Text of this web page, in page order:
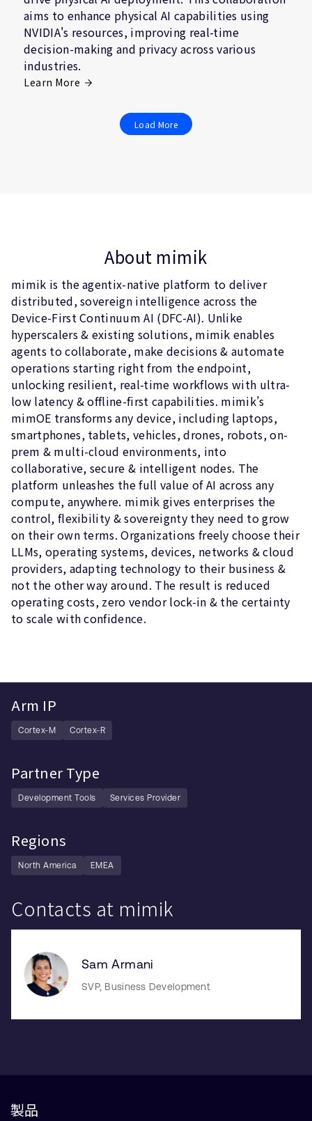
aims to enhance physical AI capabilities using
NVIDIA's resources, improving real-time
decision-making and privacy across various
industries.
Learn More
Load More
About mimik
mimik is the agentix-native platform to deliver
distributed, sovereign intelligence across the
Device-First Continuum AI (DFC-AI). Unlike
hyperscalers & existing solutions, mimik enables
agents to collaborate, make decisions & automate
operations starting right from the endpoint,
unlocking resilient, real-time workflows with ultra-
low latency & offline-first capabilities. mimik’s
mimOE transforms any device, including laptops,
smartphones, tablets, vehicles, drones, robots, on-
prem & multi-cloud environments, into
collaborative, secure & intelligent nodes. The
platform unleashes the full value of AI across any
compute, anywhere. mimik gives enterprises the
control, flexibility & sovereignty they need to grow
on their own terms. Organizations freely choose their
LLMs, operating systems, devices, networks & cloud
providers, adapting technology to their business &
not the other way around. The result is reduced
operating costs, zero vendor lock-in & the certainty
to scale with confidence.
Arm IP
Cortex-M Cortex-R
Partner Type
Development Tools Services Provider
Regions
North America EMEA
Contacts at mimik
Sam Armani
SVP, Business Development
製品